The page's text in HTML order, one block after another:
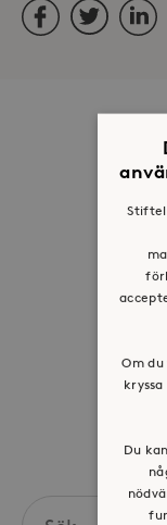
FacebookTwitter
Om
Du